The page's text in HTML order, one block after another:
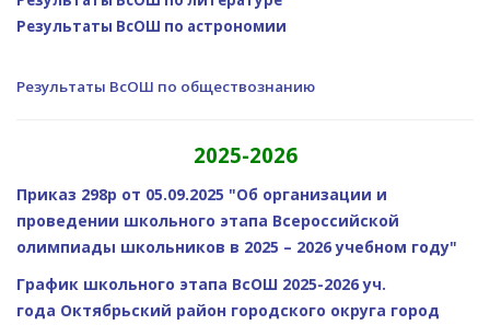
Результаты ВсОШ по астрономии
Результаты ВсОШ по обществознанию
2025-2026
Приказ 298р от 05.09.2025 "Об организации и
проведении школьного этапа Всероссийской
олимпиады школьников в 2025 – 2026 учебном году"
График школьного этапа ВсОШ 2025-2026 уч.
года Октябрьский район городского округа город